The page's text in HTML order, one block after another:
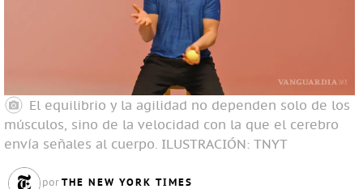
El equilibrio y la agilidad no dependen solo de los
músculos, sino de la velocidad con la que el cerebro
envía señales al cuerpo. ILUSTRACIÓN: TNYT
por THE NEW YORK TIMES